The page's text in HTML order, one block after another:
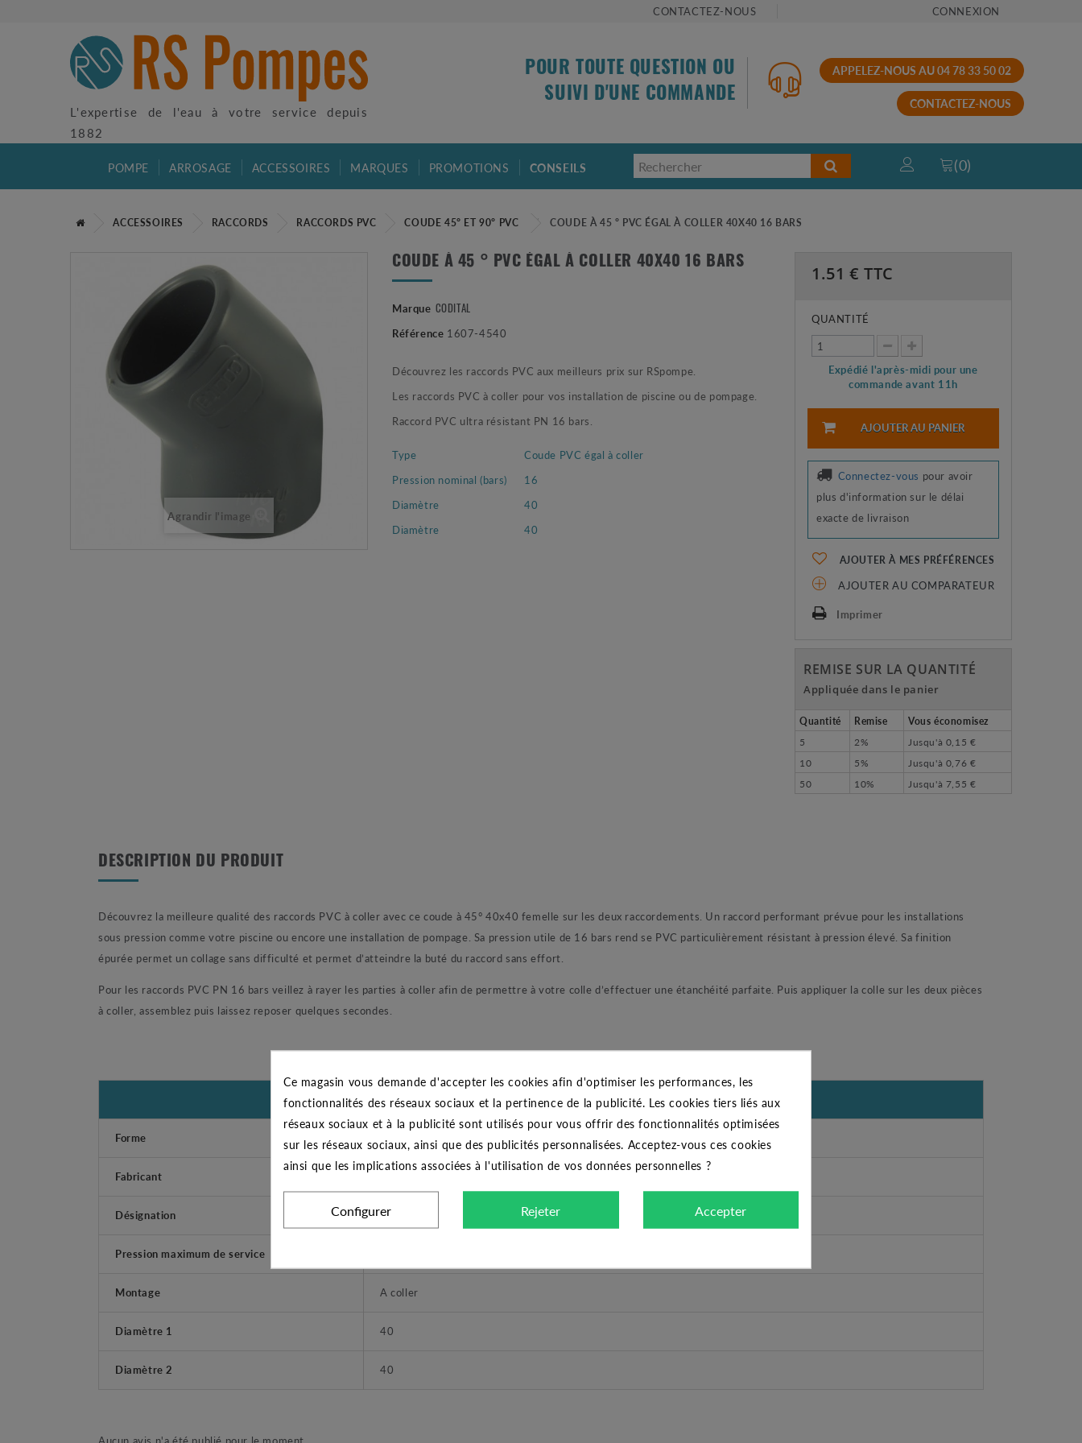
CONTACTEZ-NOUS CONNEXION
L'expertise de l'eau à votre service depuis
1882
POUR TOUTE QUESTION OU
SUIVI D'UNE COMMANDE
APPELEZ-NOUS AU 04 78 33 50 02
CONTACTEZ-NOUS
POMPE ARROSAGE ACCESSOIRES MARQUES PROMOTIONS CONSEILS (0)
ACCESSOIRES RACCORDS RACCORDS PVC COUDE 45° ET 90° PVC COUDE À 45 ° PVC ÉGAL À COLLER 40X40 16 BARS
Agrandir l'image
COUDE À 45 ° PVC ÉGAL À COLLER 40X40 16 BARS
Marque CODITAL
Référence 1607-4540
Découvrez les raccords PVC aux meilleurs prix sur RSpompe.
Les raccords PVC à coller pour vos installation de piscine ou de pompage.
Raccord PVC ultra résistant PN 16 bars.
Type
Coude PVC égal à coller
Pression nominal (bars)
16
Diamètre
40
Diamètre
40
1.51 € TTC
QUANTITÉ
Expédié l'après-midi pour une
commande avant 11h
AJOUTER AU PANIER
Connectez-vous pour avoir
plus d'information sur le délai
exacte de livraison
AJOUTER À MES PRÉFÉRENCES
AJOUTER AU COMPARATEUR
Imprimer
REMISE SUR LA QUANTITÉ
Appliquée dans le panier
Quantité Remise
Vous économisez
5
2% Jusqu'à 0,15 €
10
5% Jusqu'à 0,76 €
50
10% Jusqu'à 7,55 €
DESCRIPTION DU PRODUIT
Découvrez la meilleure qualité des raccords PVC à coller avec ce coude à 45° 40x40 femelle sur les deux raccordements. Un raccord performant prévue pour les installations
sous pression comme votre piscine ou encore une installation de pompage. Sa pression utile de 16 bars rend se PVC particulièrement résistant à pression élevé. Sa finition
épurée permet un collage sans difficulté et permet d’atteindre la buté du raccord sans effort.
Pour les raccords PVC PN 16 bars veillez à rayer les parties à coller afin de permettre à votre colle d’effectuer une étanchéité parfaite. Puis appliquer la colle sur les deux pièces
à coller, assemblez puis laissez reposer quelques secondes.
CARACTÉRISTIQUES GÉNÉRALES
Forme Coude
Fabricant
Désignation Coude à 45 ° PVC égal à coller 40x40
Pression maximum de service
Montage A coller
Diamètre 1 40
Diamètre 2 40
Aucun avis n'a été publié pour le moment.
Ce magasin vous demande d'accepter les cookies afin d'optimiser les performances, les
fonctionnalités des réseaux sociaux et la pertinence de la publicité. Les cookies tiers liés aux
réseaux sociaux et à la publicité sont utilisés pour vous offrir des fonctionnalités optimisées
sur les réseaux sociaux, ainsi que des publicités personnalisées. Acceptez-vous ces cookies
ainsi que les implications associées à l'utilisation de vos données personnelles ?
Configurer Rejeter Accepter